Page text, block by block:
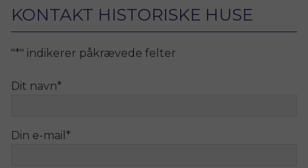
KONTAKT HISTORISKE HUSE
"*" indikerer påkrævede felter
Dit navn*
Din e-mail *